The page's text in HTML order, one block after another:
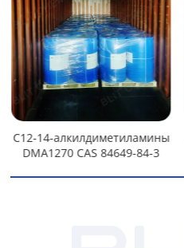
C12-14-алкилдиметиламины
DMA1270 CAS 84649-84-3